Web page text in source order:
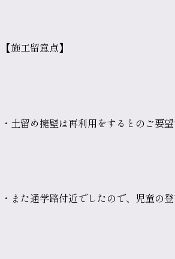
【施工留意点】
・土留め擁壁は再利用をするとのご要
・また通学路付近でしたので、児童の